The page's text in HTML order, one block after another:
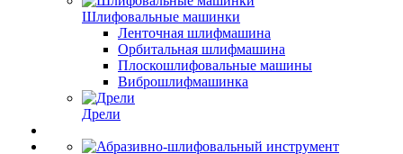
Шлифовальные машинки
Ленточная шлифмашина
Орбитальная шлифмашина
Плоскошлифовальные машины
Виброшлифмашинка
Дрели